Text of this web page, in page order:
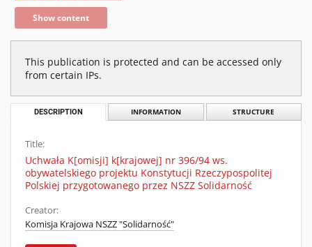
Show content
This publication is protected and can be accessed only
from certain IPs.
DESCRIPTION INFORMATION STRUCTURE
Title:
Uchwała K[omisji] k[krajowej] nr 396/94 ws.
obywatelskiego projektu Konstytucji Rzeczypospolitej
Polskiej przygotowanego przez NSZZ Solidarność
Creator:
Komisja Krajowa NSZZ "Solidarność"